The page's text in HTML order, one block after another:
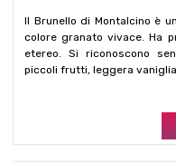
Il Brunello di Montalcino è
colore granato vivace. Ha
etereo. Si riconoscono
piccoli frutti, leggera